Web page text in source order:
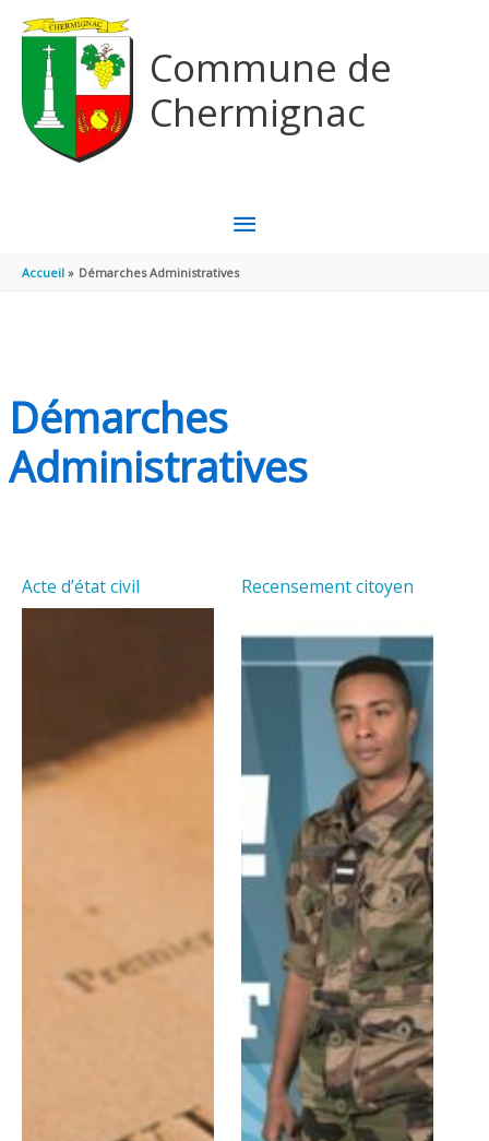
Commune de
Chermignac
MENU
PRINCIPAL
Accueil Démarches Administratives
Démarches
Administratives
Acte d’état civil Recensement citoyen